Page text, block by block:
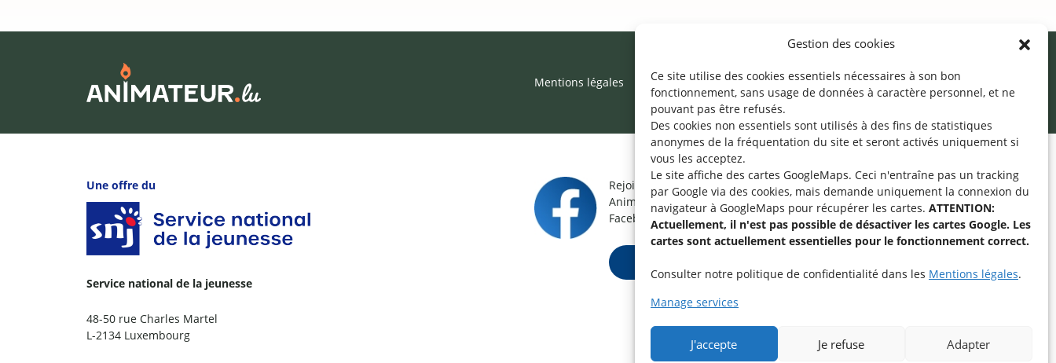
Gestion des cookies
Ce site utilise des cookies essentiels nécessaires à son bon
fonctionnement, sans usage de données à caractère personnel, et ne
pouvant pas être refusés.
Des cookies non essentiels sont utilisés à des fins de statistiques
anonymes de la fréquentation du site et seront activés uniquement si
vous les acceptez.
Le site affiche des cartes GoogleMaps. Ceci n'entraîne pas un tracking
par Google via des cookies, mais demande uniquement la connexion du
navigateur à GoogleMaps pour récupérer les cartes. ATTENTION:
Actuellement, il n'est pas possible de désactiver les cartes Google. Les
cartes sont actuellement essentielles pour le fonctionnement correct.
Consulter notre politique de confidentialité dans les Mentions légales.
Manage services
J'accepte Je refuse Adapter
Mentions légales ©2026 SNJ
Une offre du
Service national de la jeunesse
48-50 rue Charles Martel
L-2134 Luxembourg
Rejoignez le groupe « Aide-Animateur /
Animateur / Aide-Technique » sur
Facebook.